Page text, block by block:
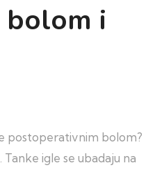
i
postoperativnim bolom?
igle se ubadaju na